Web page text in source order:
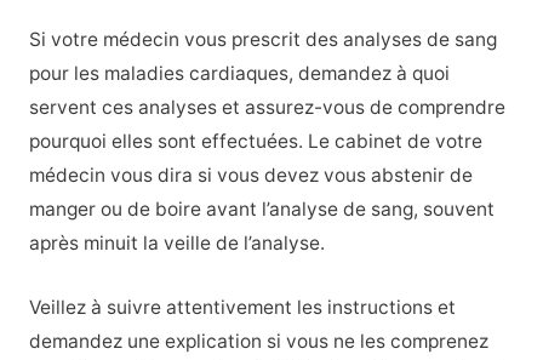
Si votre médecin vous prescrit des analyses de sang
pour les maladies cardiaques, demandez à quoi
servent ces analyses et assurez-vous de comprendre
pourquoi elles sont effectuées. Le cabinet de votre
médecin vous dira si vous devez vous abstenir de
manger ou de boire avant l’analyse de sang, souvent
après minuit la veille de l’analyse.
Veillez à suivre attentivement les instructions et
demandez une explication si vous ne les comprenez